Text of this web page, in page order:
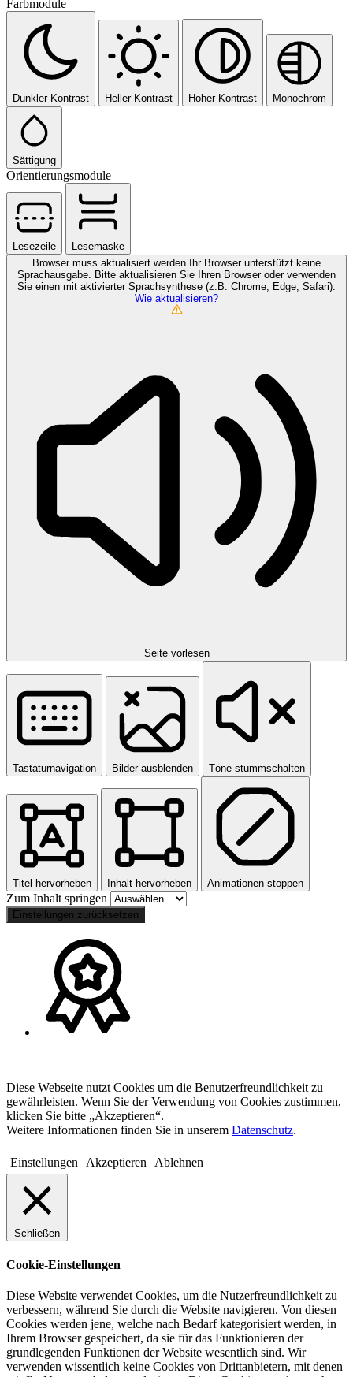
Farbmodule
Dunkler Kontrast Heller Kontrast Hoher Kontrast Monochrom
Sättigung
Orientierungsmodule
Lesezeile
Lesemaske
Browser muss aktualisiert werden Ihr Browser unterstützt keine
Sprachausgabe. Bitte aktualisieren Sie Ihren Browser oder verwenden
Sie einen mit aktivierter Sprachsynthese (z.B. Chrome, Edge, Safari).
Wie aktualisieren?
Seite vorlesen
Tastaturnavigation Bilder ausblenden Töne stummschalten
Titel hervorheben Inhalt hervorheben Animationen stoppen
Zum Inhalt springen
Einstellungen zurücksetzen
Diese Webseite nutzt Cookies um die Benutzerfreundlichkeit zu
gewährleisten. Wenn Sie der Verwendung von Cookies zustimmen,
klicken Sie bitte „Akzeptieren“.
Weitere Informationen finden Sie in unserem Datenschutz.
Einstellungen Akzeptieren Ablehnen
Schließen
Cookie-Einstellungen
Diese Website verwendet Cookies, um die Nutzerfreundlichkeit zu
verbessern, während Sie durch die Website navigieren. Von diesen
Cookies werden jene, welche nach Bedarf kategorisiert werden, in
Ihrem Browser gespeichert, da sie für das Funktionieren der
grundlegenden Funktionen der Website wesentlich sind. Wir
verwenden wissentlich keine Cookies von Drittanbietern, mit denen